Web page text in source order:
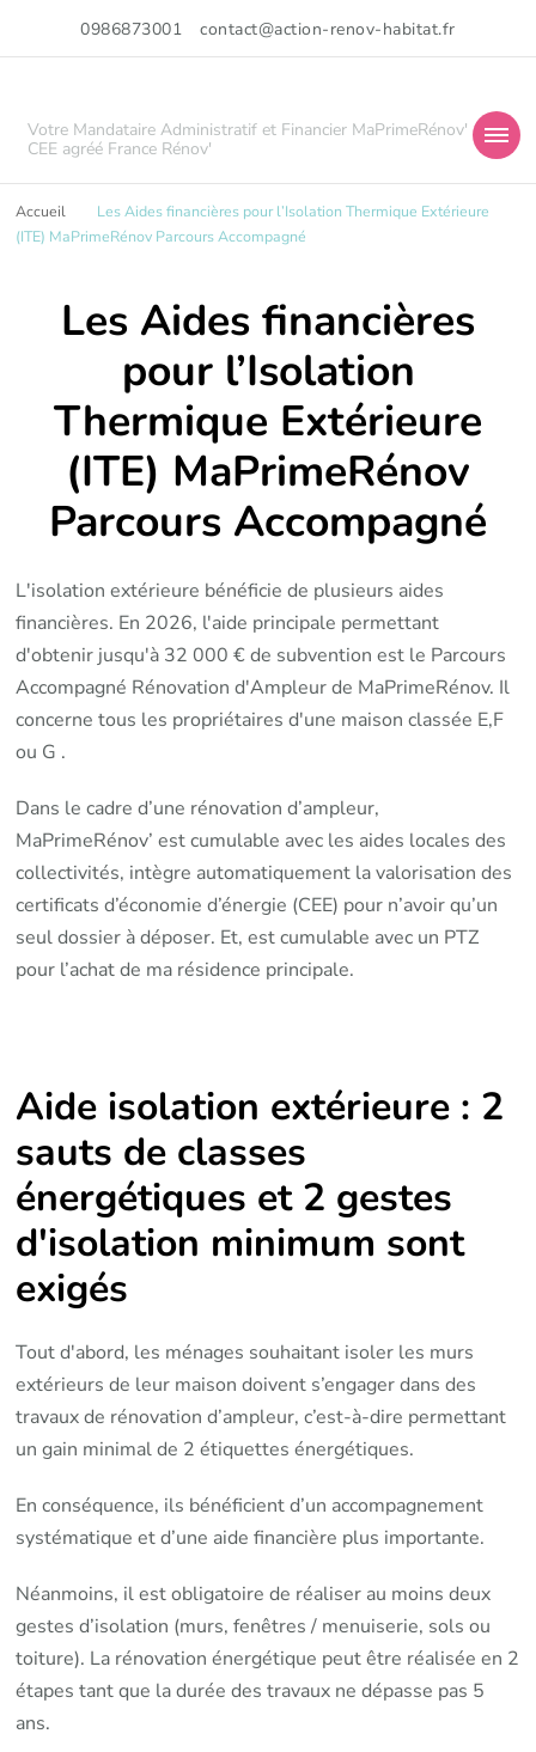
0986873001 contact@action-renov-habitat.fr
Votre Mandataire Administratif et Financier MaPrimeRénov'
CEE agréé France Rénov'
Accueil
Les Aides financières pour l’Isolation Thermique Extérieure
(ITE) MaPrimeRénov Parcours Accompagné
Les Aides financières
pour l’Isolation
Thermique Extérieure
(ITE) MaPrimeRénov
Parcours Accompagné
L'isolation extérieure bénéficie de plusieurs aides
financières. En 2026, l'aide principale permettant
d'obtenir jusqu'à 32 000 € de subvention est le Parcours
Accompagné Rénovation d'Ampleur de MaPrimeRénov. Il
concerne tous les propriétaires d'une maison classée E,F
ou G .
Dans le cadre d’une rénovation d’ampleur,
MaPrimeRénov’ est cumulable avec les aides locales des
collectivités, intègre automatiquement la valorisation des
certificats d’économie d’énergie (CEE) pour n’avoir qu’un
seul dossier à déposer. Et, est cumulable avec un PTZ
pour l’achat de ma résidence principale.
Aide isolation extérieure : 2
sauts de classes
énergétiques et 2 gestes
d'isolation minimum sont
exigés
Tout d'abord, les ménages souhaitant isoler les murs
extérieurs de leur maison doivent s’engager dans des
travaux de rénovation d’ampleur, c’est-à-dire permettant
un gain minimal de 2 étiquettes énergétiques.
En conséquence, ils bénéficient d’un accompagnement
systématique et d’une aide financière plus importante.
Néanmoins, il est obligatoire de réaliser au moins deux
gestes d’isolation (murs, fenêtres / menuiserie, sols ou
toiture). La rénovation énergétique peut être réalisée en 2
étapes tant que la durée des travaux ne dépasse pas 5
ans.